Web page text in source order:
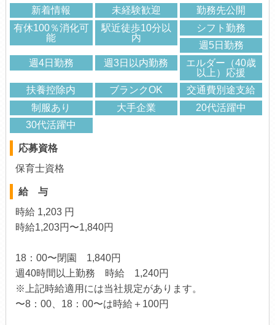
新着情報 未経験歓迎
勤務先公開
有休100％消化可
能
駅近徒歩10分以
内
シフト勤務
週5日勤務
週4日勤務
週3日以内勤務
エルダー（40歳
以上）応援
扶養控除内
ブランクOK
交通費別途支給
制服あり
大手企業
20代活躍中
30代活躍中
応募資格
保育士資格
給 与
時給 1,203 円
時給1,203円〜1,840円
18：00〜閉園 1,840円
週40時間以上勤務 時給 1,240円
※上記時給適用には当社規定があります。
〜8：00、18：00〜は時給＋100円